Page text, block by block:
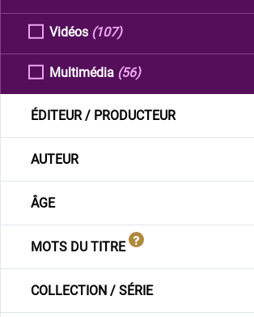
Vidéos (107)
Multimédia (56)
ÉDITEUR / PRODUCTEUR
AUTEUR
ÂGE
MOTS DU TITRE
COLLECTION / SÉRIE